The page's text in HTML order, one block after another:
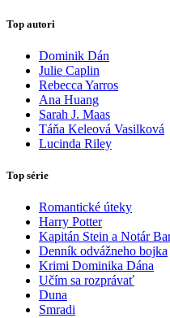
Top autori
Dominik Dán
Julie Caplin
Rebecca Yarros
Ana Huang
Sarah J. Maas
Táňa Keleová Vasilková
Lucinda Riley
Top série
Romantické úteky
Harry Potter
Kapitán Stein a Notár
Denník odvážneho bojka
Krimi Dominika Dána
Učím sa rozprávať
Duna
Smradi